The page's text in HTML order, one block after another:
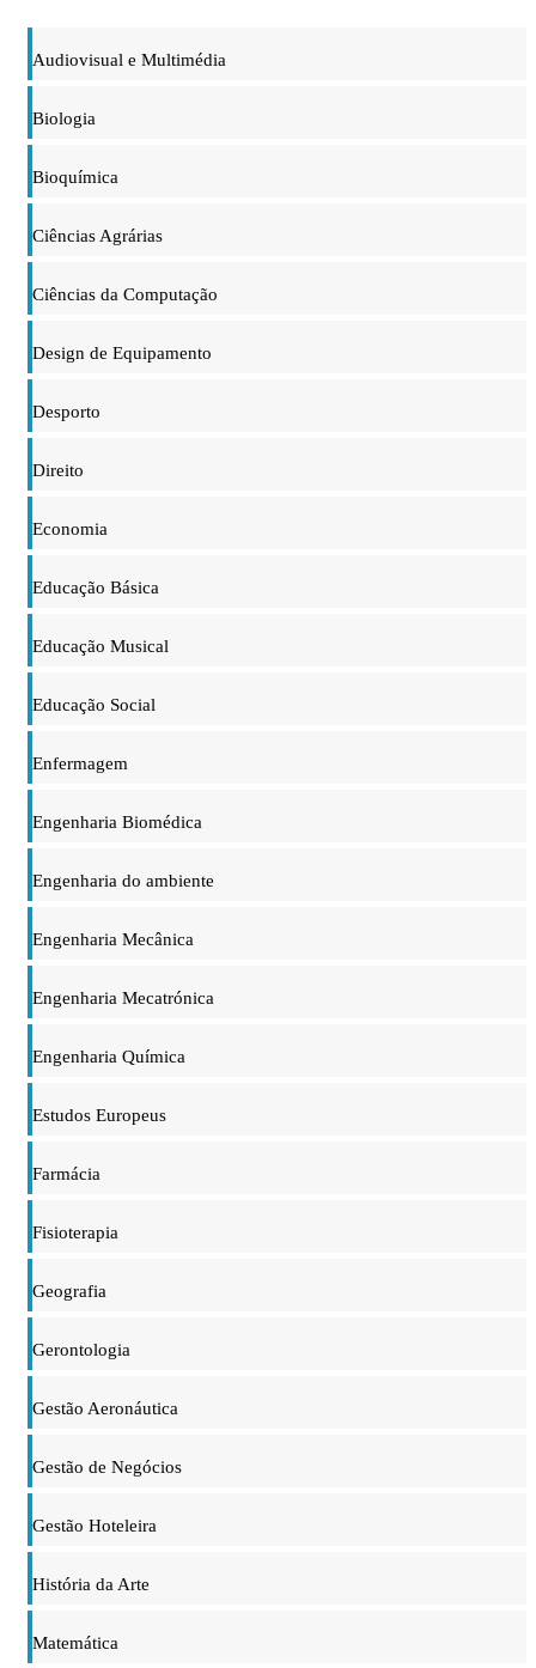
Audiovisual e Multimédia
Biologia
Bioquímica
Ciências Agrárias
Ciências da Computação
Design de Equipamento
Desporto
Direito
Economia
Educação Básica
Educação Musical
Educação Social
Enfermagem
Engenharia Biomédica
Engenharia do ambiente
Engenharia Mecânica
Engenharia Mecatrónica
Engenharia Química
Estudos Europeus
Farmácia
Fisioterapia
Geografia
Gerontologia
Gestão Aeronáutica
Gestão de Negócios
Gestão Hoteleira
História da Arte
Matemática